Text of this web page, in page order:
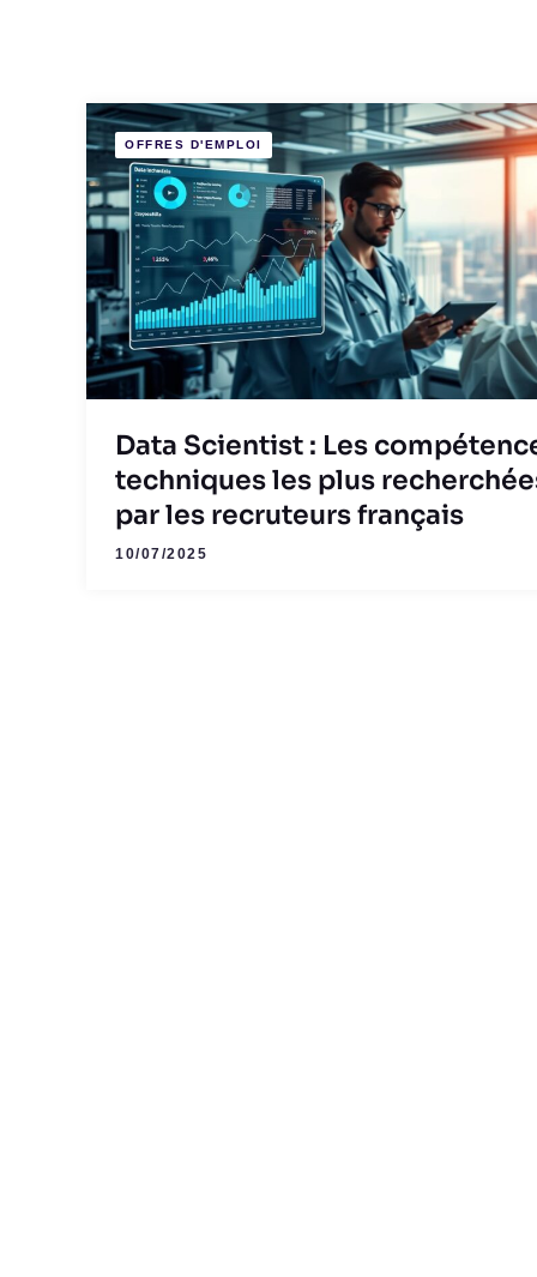
OFFRES D'EMPLOI
Data Scientist : Les
techniques les plus
par les recruteurs français
10/07/2025